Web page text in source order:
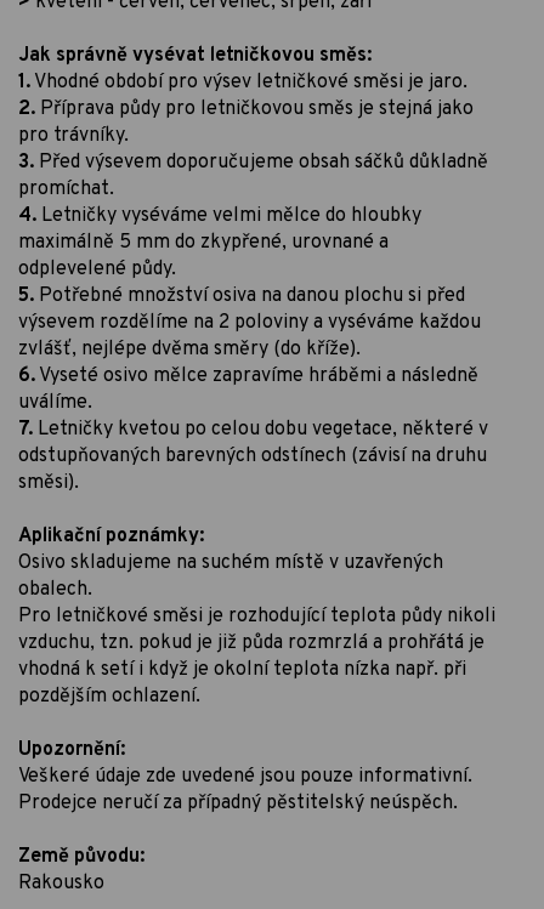
Jak správně vysévat letničkovou směs:
1. Vhodné období pro výsev letničkové směsi je jaro.
2. Příprava půdy pro letničkovou směs je stejná jako
pro trávníky.
3. Před výsevem doporučujeme obsah sáčků důkladně
promíchat.
4. Letničky vyséváme velmi mělce do hloubky
maximálně 5 mm do zkypřené, urovnané a
odplevelené půdy.
5. Potřebné množství osiva na danou plochu si před
výsevem rozdělíme na 2 poloviny a vyséváme každou
zvlášť, nejlépe dvěma směry (do kříže).
6. Vyseté osivo mělce zapravíme hráběmi a následně
uválíme.
7. Letničky kvetou po celou dobu vegetace, některé v
odstupňovaných barevných odstínech (závisí na druhu
směsi).
Aplikační poznámky:
Osivo skladujeme na suchém místě v uzavřených
obalech.
Pro letničkové směsi je rozhodující teplota půdy nikoli
vzduchu, tzn. pokud je již půda rozmrzlá a prohřátá je
vhodná k setí i když je okolní teplota nízka např. při
pozdějším ochlazení.
Upozornění:
Veškeré údaje zde uvedené jsou pouze informativní.
Prodejce neručí za případný pěstitelský neúspěch.
Země původu:
Rakousko